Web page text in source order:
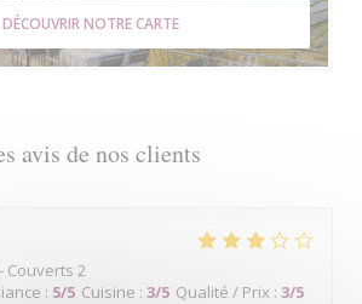
avis de nos clients
Couverts 2
: 5/5 Cuisine : 3/5 Qualité / Prix : 3/5
DÉCOUVRIR NOTRE CARTE